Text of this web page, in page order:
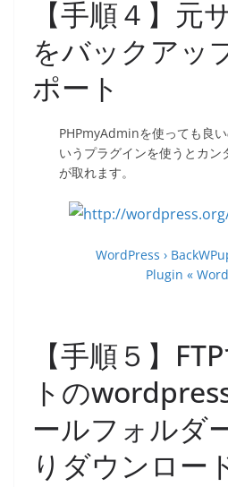
【手順４】元
をバックアッ
ポート
PHPmyAdminを使っても良
いうプラグインを使うとカン
が取れます。
WordPress ›
Plugin «
【手順５】
トの
ールフォルダ
りダウンロー